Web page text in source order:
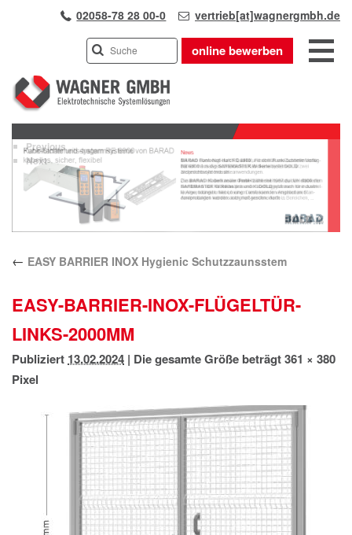
02058-78 28 00-0 vertrieb[at]wagnergmbh.de
online bewerben
INDUSTRIEVERTRETUNG
UNSER TEAM
WIR ÜBER UNS
KARRIERE
PRODUKTE
APPLIKATIONEN
KONTAKT
ANFAHRT
IMPRESSUM
DATENSCHUTZ
Previous
Next
← EASY BARRIER INOX Hygienic Schutzzaunsstem
EASY-BARRIER-INOX-FLÜGELTÜR-
LINKS-2000MM
Publiziert 13.02.2024 | Die gesamte Größe beträgt361 × 380
Pixel